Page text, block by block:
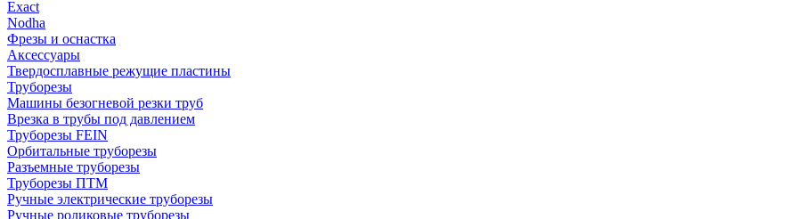
Exact
Nodha
Фрезы и оснастка
Аксессуары
Твердосплавные режущие пластины
Труборезы
Машины безогневой резки труб
Врезка в трубы под давлением
Труборезы FEIN
Орбитальные труборезы
Разъемные труборезы
Труборезы ПТМ
Ручные электрические труборезы
Ручные роликовые труборезы